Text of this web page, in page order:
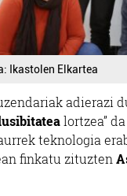
Ikastolen Elkartea
adierazi
lortzea”
teknologia
finkatu zituzten